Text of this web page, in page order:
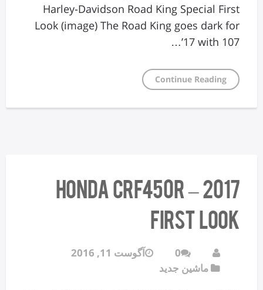
Harley-Davidson Road King Special First
Look (image) The Road King goes dark for
’17 with 107…
Continue Reading
2017 Honda CRF450R –
FIRST LOOK
0
آگوست 11, 2016
ماشین جدید